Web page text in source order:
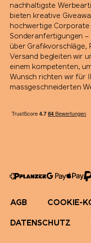
nachhaltigste
bieten kreative
hochwertige Corporate
Sonderanfertigungen –
über Grafikvorschläge,
Versand begleiten wir
einem kompetenten,
Wunsch richten wir für
massgeschneiderten
AGB COOKIE-
DATENSCHUTZ
Sol's
STABILO
Stanley/Stella
Stanley 1913
SWIZA®